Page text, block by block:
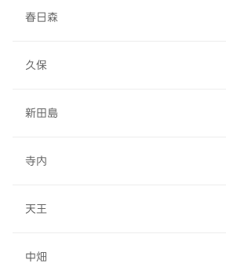
春日森
久保
新田島
寺内
天王
中畑